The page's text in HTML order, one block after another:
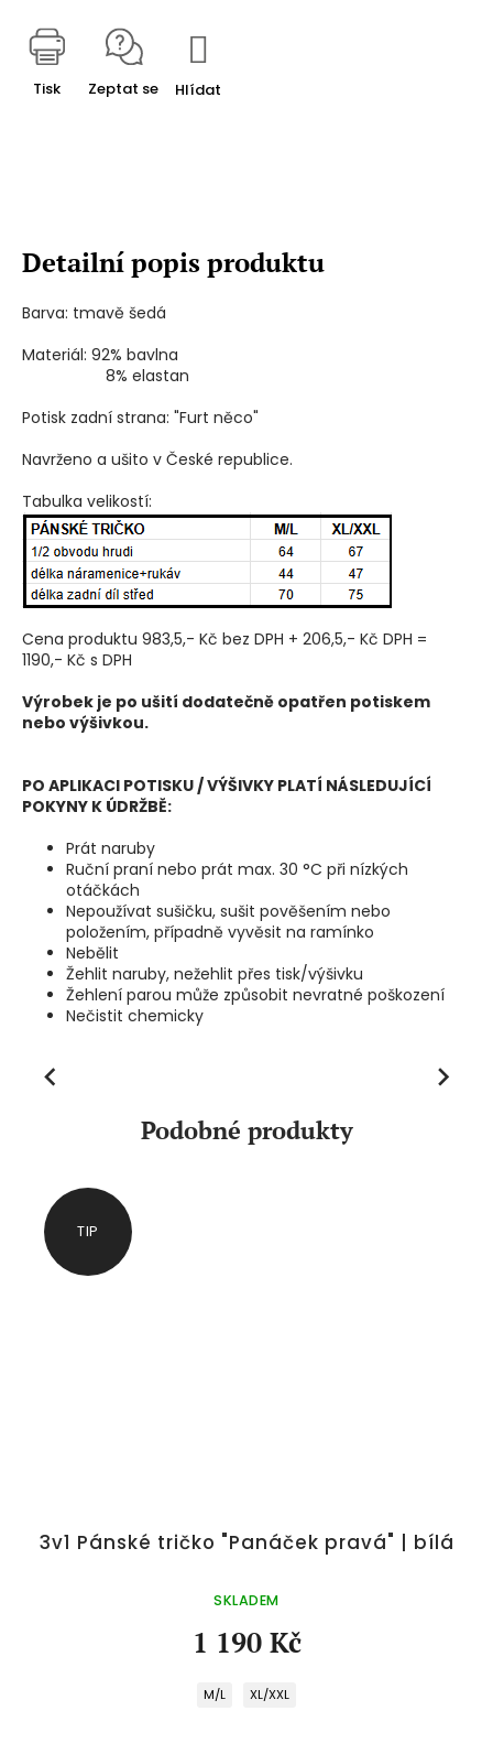
Tisk Zeptat se Hlídat
Detailní popis produktu
Barva: tmavě šedá
Materiál: 92% bavlna
8% elastan
Potisk zadní strana: "Furt něco"
Navrženo a ušito v České republice.
Tabulka velikostí:
Cena produktu 983,5,- Kč bez DPH + 206,5,- Kč DPH =
1190,- Kč s DPH
Výrobek je po ušití dodatečně opatřen potiskem
nebo výšivkou.
PO APLIKACI POTISKU / VÝŠIVKY PLATÍ NÁSLEDUJÍCÍ
POKYNY K ÚDRŽBĚ:
Prát naruby
Ruční praní nebo prát max. 30 °C při nízkých
otáčkách
Nepoužívat sušičku, sušit pověšením nebo
položením, případně vyvěsit na ramínko
Nebělit
Žehlit naruby, nežehlit přes tisk/výšivku
Žehlení parou může způsobit nevratné poškození
Nečistit chemicky
Podobné produkty
Previous
TIP
3v1 Pánské tričko "Panáček pravá" | bílá
SKLADEM
1 190 Kč
M/L XL/XXL
Next